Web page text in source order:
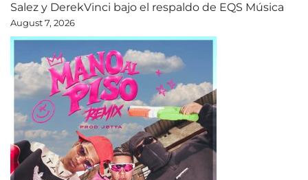
Salez y DerekVinci bajo el respaldo de EQS Música
August 7, 2026